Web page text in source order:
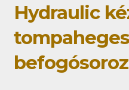
Hydraulic